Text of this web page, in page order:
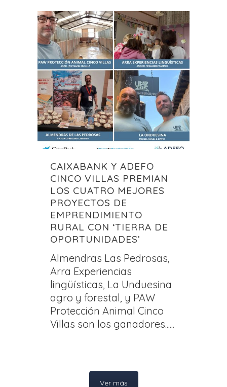
CAIXABANK Y ADEFO
CINCO VILLAS PREMIAN
LOS CUATRO MEJORES
PROYECTOS DE
EMPRENDIMIENTO
RURAL CON ‘TIERRA DE
OPORTUNIDADES’
Almendras Las Pedrosas,
Arra Experiencias
lingüísticas, La Unduesina
agro y forestal, y PAW
Protección Animal Cinco
Villas son los ganadores......
Ver más